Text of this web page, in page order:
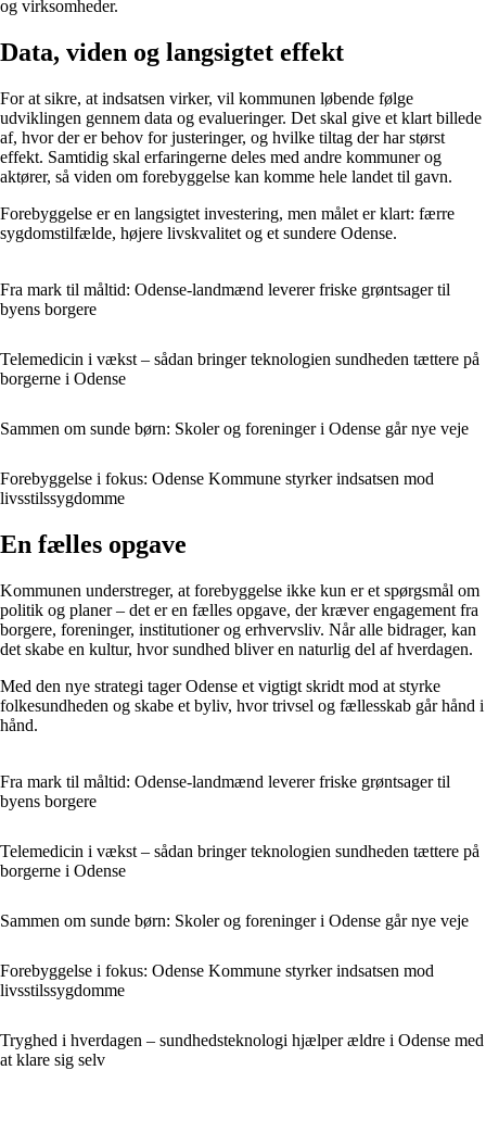
og virksomheder.
Data, viden og langsigtet effekt
For at sikre, at indsatsen virker, vil kommunen løbende følge
udviklingen gennem data og evalueringer. Det skal give et klart billede
af, hvor der er behov for justeringer, og hvilke tiltag der har størst
effekt. Samtidig skal erfaringerne deles med andre kommuner og
aktører, så viden om forebyggelse kan komme hele landet til gavn.
Forebyggelse er en langsigtet investering, men målet er klart: færre
sygdomstilfælde, højere livskvalitet og et sundere Odense.
Fra mark til måltid: Odense-landmænd leverer friske grøntsager til
byens borgere
Telemedicin i vækst – sådan bringer teknologien sundheden tættere på
borgerne i Odense
Sammen om sunde børn: Skoler og foreninger i Odense går nye veje
Forebyggelse i fokus: Odense Kommune styrker indsatsen mod
livsstilssygdomme
En fælles opgave
Kommunen understreger, at forebyggelse ikke kun er et spørgsmål om
politik og planer – det er en fælles opgave, der kræver engagement fra
borgere, foreninger, institutioner og erhvervsliv. Når alle bidrager, kan
det skabe en kultur, hvor sundhed bliver en naturlig del af hverdagen.
Med den nye strategi tager Odense et vigtigt skridt mod at styrke
folkesundheden og skabe et byliv, hvor trivsel og fællesskab går hånd i
hånd.
Fra mark til måltid: Odense-landmænd leverer friske grøntsager til
byens borgere
Telemedicin i vækst – sådan bringer teknologien sundheden tættere på
borgerne i Odense
Sammen om sunde børn: Skoler og foreninger i Odense går nye veje
Forebyggelse i fokus: Odense Kommune styrker indsatsen mod
livsstilssygdomme
Tryghed i hverdagen – sundhedsteknologi hjælper ældre i Odense med
at klare sig selv